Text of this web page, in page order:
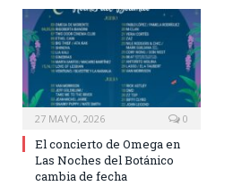
27 MAYO, 2026 0
El concierto de Omega en
Las Noches del Botánico
cambia de fecha